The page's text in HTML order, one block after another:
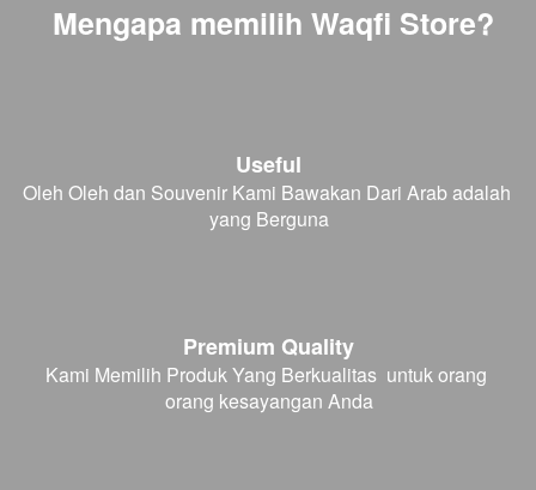
Mengapa memilih Waqfi Store?
Useful
Oleh Oleh dan Souvenir Kami Bawakan Dari Arab adalah
yang Berguna
Premium Quality
Kami Memilih Produk Yang Berkualitas  untuk orang
orang kesayangan Anda